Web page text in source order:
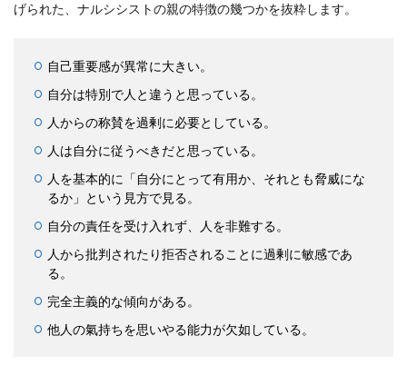
げられた、ナルシシストの親の特徴の幾つかを抜粋します。
自己重要感が異常に大きい。
自分は特別で人と違うと思っている。
人からの称賛を過剰に必要としている。
人は自分に従うべきだと思っている。
人を基本的に「自分にとって有用か、それとも脅威にな
るか」という見方で見る。
自分の責任を受け入れず、人を非難する。
人から批判されたり拒否されることに過剰に敏感であ
る。
完全主義的な傾向がある。
他人の氣持ちを思いやる能力が欠如している。